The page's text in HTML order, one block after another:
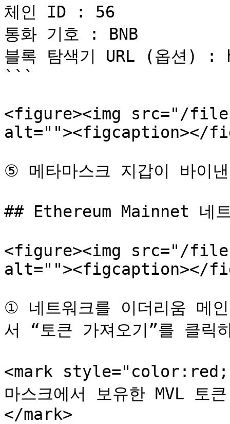
체인 ID : 56
통화 기호 : BNB
블록 탐색기 URL (옵션)
```
<figure><img src="/files/
alt=""><figcaption></
⑤ 메타마스크 지갑이 바이
## Ethereum Mainnet 네
<figure><img src="/
alt=""><figcaption></
① 네트워크를 이더리움 메
서 “토큰 가져오기”를 클릭
<mark
마스크에서 보유한 MVL 토
</mark>